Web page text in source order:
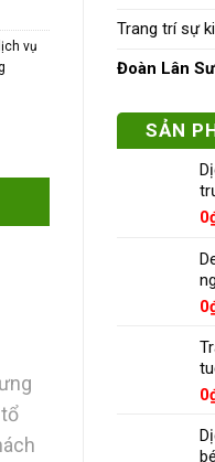
Trang trí sự
Đoàn Lân
SẢN
0
0
0
vụ